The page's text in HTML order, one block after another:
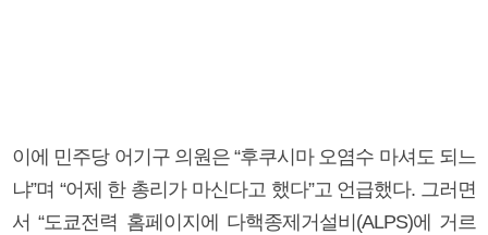
이에 민주당 어기구 의원은 “후쿠시마 오염수 마셔도 되느
냐”며 “어제 한 총리가 마신다고 했다”고 언급했다. 그러면
서 “도쿄전력 홈페이지에 다핵종제거설비(ALPS)에 거르